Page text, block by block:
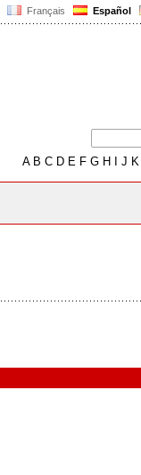
Français Español
AB C D E F G H J K